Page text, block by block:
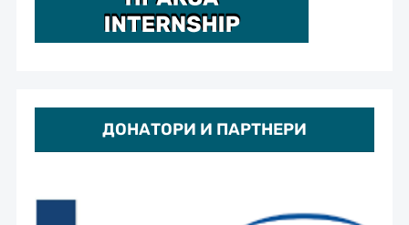
ДОНАТОРИ И ПАРТНЕРИ